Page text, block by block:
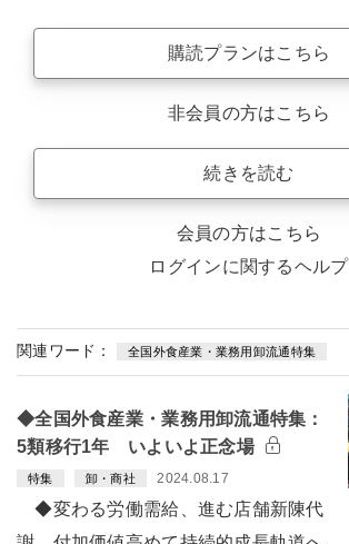
購読プランはこちら
非会員の方はこちら
続きを読む
会員の方はこちら
ログインに関するヘルプ
関連ワード： 全国外食産業・業務用卸流通特集
◆全国外食産業・業務用卸流通特集：
5類移行1年 いよいよ正念場
特集 卸・商社 2024.08.17
◆変わる労働需給、進む店舗新陳代